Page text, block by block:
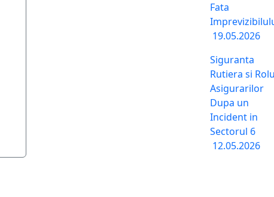
Fata
19.05.2026
Siguranta
Rutiera si
Asigurarilor
Dupa un
Incident in
Sectorul 6
12.05.2026